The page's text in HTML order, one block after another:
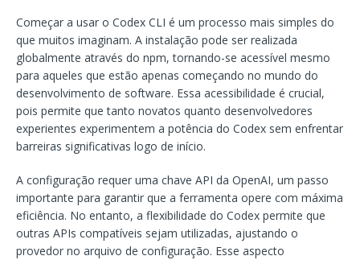
Começar a usar o Codex CLI é um processo mais simples do
que muitos imaginam. A instalação pode ser realizada
globalmente através do npm, tornando-se acessível mesmo
para aqueles que estão apenas começando no mundo do
desenvolvimento de software. Essa acessibilidade é crucial,
pois permite que tanto novatos quanto desenvolvedores
experientes experimentem a potência do Codex sem enfrentar
barreiras significativas logo de início.
A configuração requer uma chave API da OpenAI, um passo
importante para garantir que a ferramenta opere com máxima
eficiência. No entanto, a flexibilidade do Codex permite que
outras APIs compatíveis sejam utilizadas, ajustando o
provedor no arquivo de configuração. Esse aspecto